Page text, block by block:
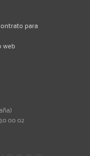
para
web
00 02